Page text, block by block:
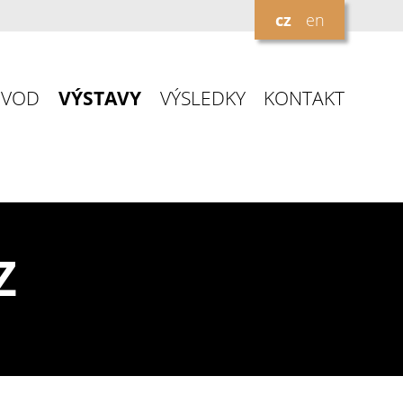
cz en
VÝSTAVY VÝSLEDKY KONTAKT